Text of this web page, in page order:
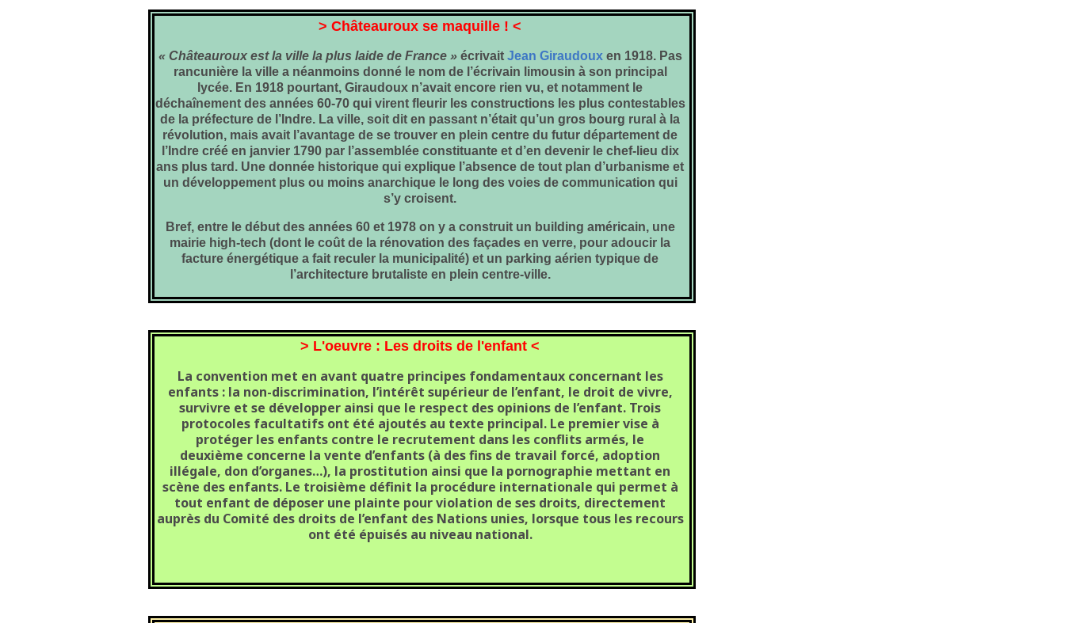
> Châteauroux se maquille ! <
« Châteauroux est la ville la plus laide de France »écrivait Jean Giraudouxen 1918. Pas
rancunière la ville a néanmoins donné le nom de l’écrivain limousin à son principal
lycée. En 1918 pourtant, Giraudoux n’avait encore rien vu, et notamment le
déchaînement des années 60-70 qui virent fleurir les constructions les plus contestables
de la préfecture de l’Indre. La ville, soit dit en passant n’était qu’un gros bourg rural à la
révolution, mais avait l’avantage de se trouver en plein centre du futur département de
l’Indre créé en janvier 1790 par l’assemblée constituante et d’en devenir le chef-lieu dix
ans plus tard. Une donnée historique qui explique l’absence de tout plan d’urbanisme et
un développement plus ou moins anarchique le long des voies de communication qui
s’y croisent.
Bref, entre le début des années 60 et 1978 on y a construit un building américain, une
mairie high-tech (dont le coût de la rénovation des façades en verre, pour adoucir la
facture énergétique a fait reculer la municipalité) et un parking aérien typique de
l’architecture brutaliste en plein centre-ville.
> L'oeuvre : Les droits de l'enfant <
La convention met en avant quatre principes fondamentaux concernant les
enfants : la non-discrimination, l’intérêt supérieur de l’enfant, le droit de vivre,
survivre et se développer ainsi que le respect des opinions de l’enfant. Trois
protocoles facultatifs ont été ajoutés au texte principal. Le premier vise à
protéger les enfants contre le recrutement dans les conflits armés, le
deuxième concerne la vente d’enfants (à des fins de travail forcé, adoption
illégale, don d’organes…), la prostitution ainsi que la pornographie mettant en
scène des enfants. Le troisième définit la procédure internationale qui permet à
tout enfant de déposer une plainte pour violation de ses droits, directement
auprès du Comité des droits de l’enfant des Nations unies, lorsque tous les recours
ont été épuisés au niveau national.